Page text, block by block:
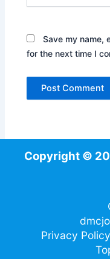
Save my name,
for the next time I
Copyright ©
Privacy